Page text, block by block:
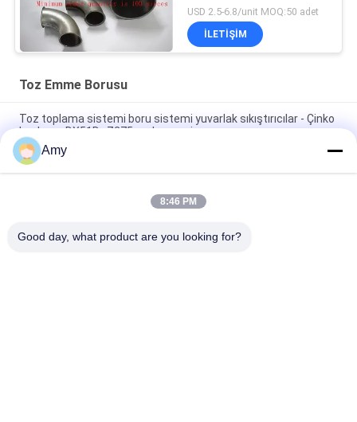
USD 2.5-6.8/unit MOQ:50 adet
İLETIŞIM
Toz Emme Borusu
Toz toplama sistemi boru sistemi yuvarlak sıkıştırıcılar - Çinko
kaplama DX51D+Z275 malzemesi
Galvanizli Yuvarlak Kon Üst Şömine Kapağı Ekran Şömine
Egzoz Kapağı ayarlama ile
Galvanizli plaka toz çıkarma boru toz toplama süreci
Amy
8:46 PM
Good day, what product are you looking for?